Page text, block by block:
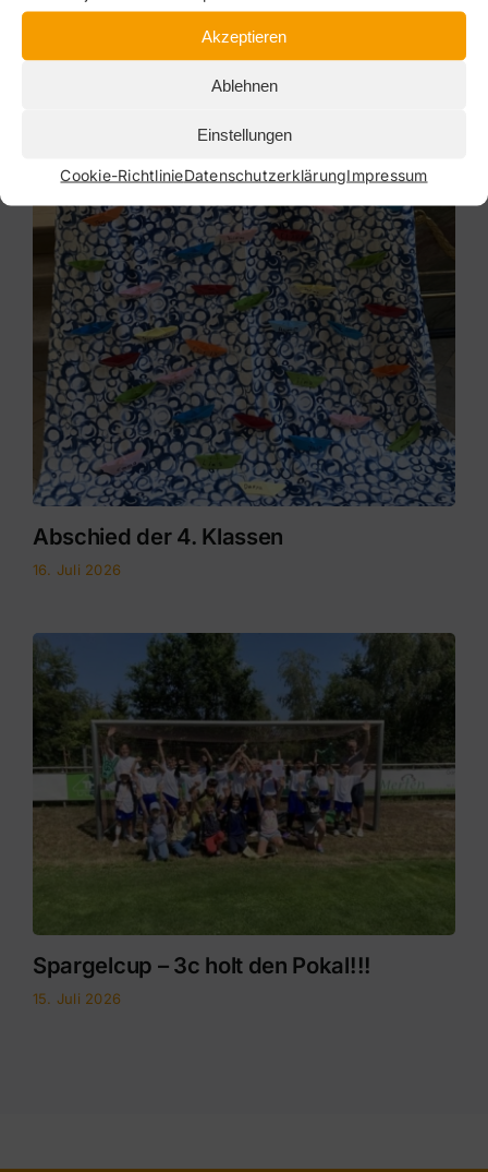
Akzeptieren
Ablehnen
Einstellungen
Cookie-RichtlinieDatenschutzerklärungImpressum
Abschied der 4. Klassen
16. Juli 2026
Spargelcup – 3c holt den Pokal!!!
15. Juli 2026